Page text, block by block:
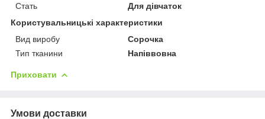
Стать
Для дівчаток
Користувальницькі характеристики
Вид виробу
Сорочка
Тип тканини
Напіввовна
Приховати
Умови доставки